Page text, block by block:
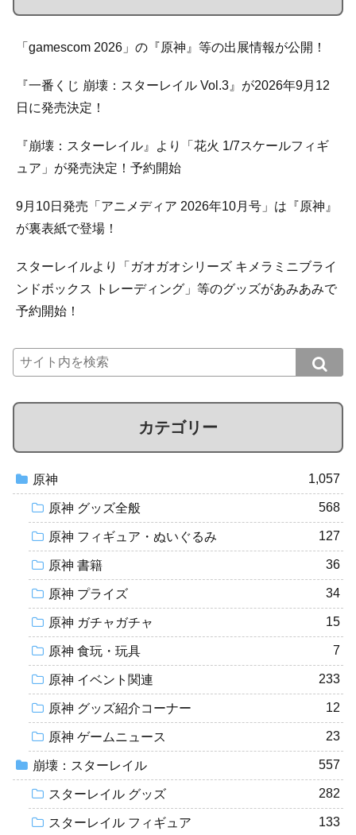
「gamescom 2026」の『原神』等の出展情報が公開！
『一番くじ 崩壊：スターレイル Vol.3』が2026年9月12
日に発売決定！
『崩壊：スターレイル』より「花火 1/7スケールフィギ
ュア」が発売決定！予約開始
9月10日発売「アニメディア 2026年10月号」は『原神』
が裏表紙で登場！
スターレイルより「ガオガオシリーズ キメラミニブライ
ンドボックス トレーディング」等のグッズがあみあみで
予約開始！
カテゴリー
原神 1,057
原神 グッズ全般 568
原神 フィギュア・ぬいぐるみ 127
原神 書籍 36
原神 プライズ 34
原神 ガチャガチャ 15
原神 食玩・玩具 7
原神 イベント関連 233
原神 グッズ紹介コーナー 12
原神 ゲームニュース 23
崩壊：スターレイル 557
スターレイル グッズ 282
スターレイル フィギュア 133